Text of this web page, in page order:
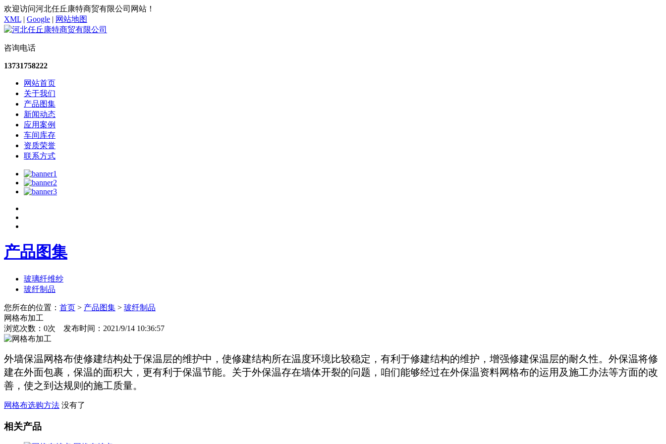
欢迎访问河北任丘康特商贸有限公司网站！
XML | Google | 网站地图
咨询电话
13731758222
网站首页
关于我们
产品图集
新闻动态
应用案例
车间库存
资质荣誉
联系方式
产品图集
玻璃纤维纱
玻纤制品
您所在的位置： 首页 > 产品图集 > 玻纤制品
网格布加工
浏览次数： 0次 发布时间：2021/9/14 10:36:57
外墙保温网格布使修建结构处于保温层的维护中，使修建结构所在温度环境比较稳定，有利于修建结构的维护，增强修建保温层的耐久性。外保温将修
建在外面包裹，保温的面积大，更有利于保温节能。关于外保温存在墙体开裂的问题，咱们能够经过在外保温资料网格布的运用及施工办法等方面的改
善，使之到达规则的施工质量。
网格布选购方法 没有了
相关产品